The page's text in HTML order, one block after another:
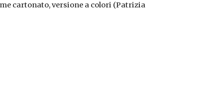
cartonato, versione a colori (Patrizia